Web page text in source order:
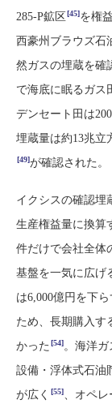
285-P鉱区 [45]を権
西豪州ブラウズ石
然ガスの埋蔵を確
で海底に眠るガス
デンセート田は
埋蔵量は約13兆立
[49]が確認された。
イクシスの確認埋
生産権益量に換算
件だけで会社全体
基盤を一気に広げ
は6,000億円を下ら
ため、長期購入す
かった [54]。海洋
設備・浮体式石油
が広く [55]、オペ